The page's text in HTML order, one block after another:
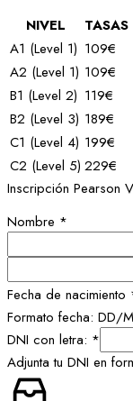
NIVEL
TASAS
A1 (Level 1) 109€
A2 (Level 1) 109€
B1 (Level 2) 119€
B2 (Level 3) 189€
C1 (Level 4) 199€
C2 (Level 5) 229€
Inscripción Pearson
Nombre *
Fecha de nacimiento
Formato fecha: DD/
DNI con letra: *
Adjunta tu DNI en